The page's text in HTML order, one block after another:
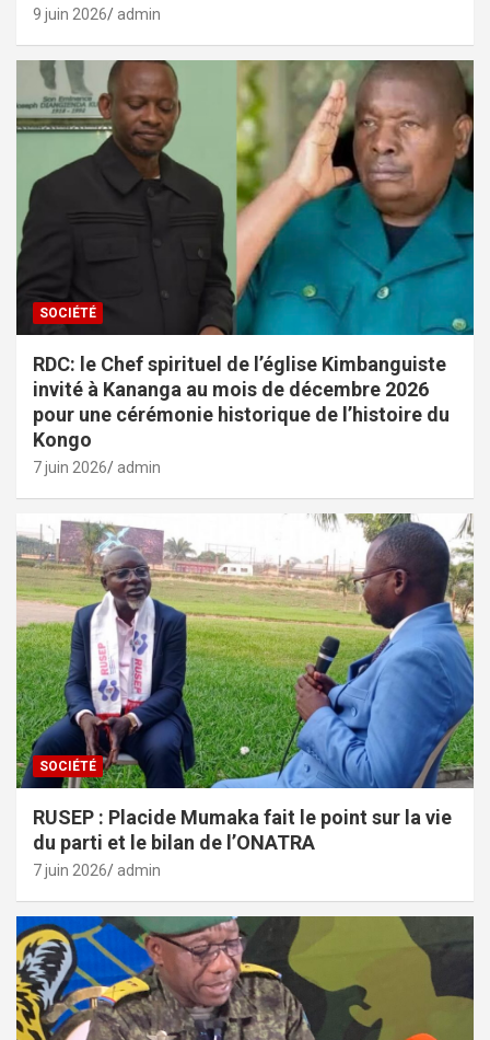
9 juin 2026 admin
SOCIÉTÉ
RDC: le Chef spirituel de l’église Kimbanguiste
invité à Kananga au mois de décembre 2026
pour une cérémonie historique de l’histoire du
Kongo
7 juin 2026 admin
SOCIÉTÉ
RUSEP : Placide Mumaka fait le point sur la vie
du parti et le bilan de l’ONATRA
7 juin 2026 admin